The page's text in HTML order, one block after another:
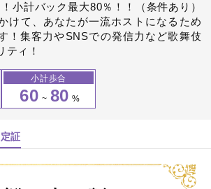
小計バック最大80％！！（条件あり）
けて、あなたが一流ホストになるため
！集客力やSNSでの発信力など歌舞伎
ティ！
小計歩合
60 ~ 80 %
証